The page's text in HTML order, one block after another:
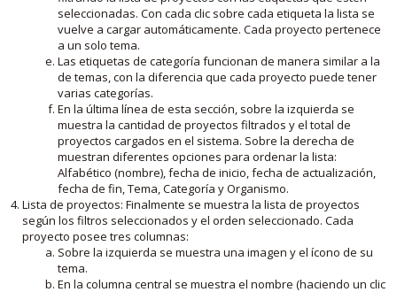
seleccionadas. Con cada clic sobre cada etiqueta la lista se
vuelve a cargar automáticamente. Cada proyecto pertenece
a un solo tema.
Las etiquetas de categoría funcionan de manera similar a la
de temas, con la diferencia que cada proyecto puede tener
varias categorías.
En la última línea de esta sección, sobre la izquierda se
muestra la cantidad de proyectos filtrados y el total de
proyectos cargados en el sistema. Sobre la derecha de
muestran diferentes opciones para ordenar la lista:
Alfabético (nombre), fecha de inicio, fecha de actualización,
fecha de fin, Tema, Categoría y Organismo.
Lista de proyectos: Finalmente se muestra la lista de proyectos
según los filtros seleccionados y el orden seleccionado. Cada
proyecto posee tres columnas:
Sobre la izquierda se muestra una imagen y el ícono de su
tema.
En la columna central se muestra el nombre (haciendo un clic